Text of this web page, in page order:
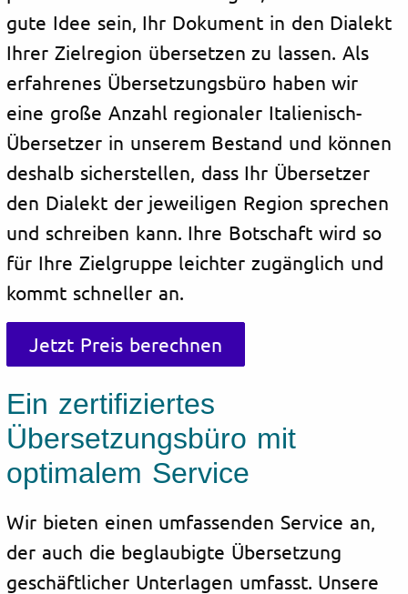
gute Idee sein, Ihr Dokument in den Dialekt
Ihrer Zielregion übersetzen zu lassen. Als
erfahrenes Übersetzungsbüro haben wir
eine große Anzahl regionaler Italienisch-
Übersetzer in unserem Bestand und können
deshalb sicherstellen, dass Ihr Übersetzer
den Dialekt der jeweiligen Region sprechen
und schreiben kann. Ihre Botschaft wird so
für Ihre Zielgruppe leichter zugänglich und
kommt schneller an.
Jetzt Preis berechnen
Ein zertifiziertes
Übersetzungsbüro mit
optimalem Service
Wir bieten einen umfassenden Service an,
der auch die beglaubigte Übersetzung
geschäftlicher Unterlagen umfasst. Unsere